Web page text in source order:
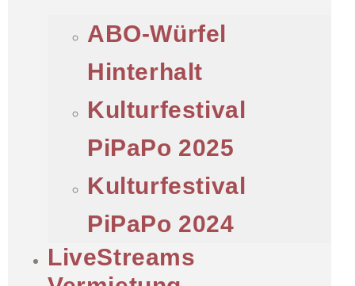
ABO-Würfel
Hinterhalt
Kulturfestival
PiPaPo 2025
Kulturfestival
PiPaPo 2024
LiveStreams